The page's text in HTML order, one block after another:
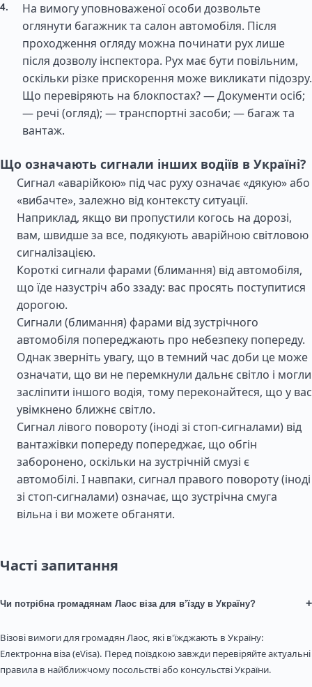
На вимогу уповноваженої особи дозвольте
оглянути багажник та салон автомобіля. Після
проходження огляду можна починати рух лише
після дозволу інспектора. Рух має бути повільним,
оскільки різке прискорення може викликати підозру.
Що перевіряють на блокпостах? — Документи осіб;
— речі (огляд); — транспортні засоби; — багаж та
вантаж.
Що означають сигнали інших водіїв в Україні?
Сигнал «аварійкою» під час руху означає «дякую» або
«вибачте», залежно від контексту ситуації.
Наприклад, якщо ви пропустили когось на дорозі,
вам, швидше за все, подякують аварійною світловою
сигналізацією.
Короткі сигнали фарами (блимання) від автомобіля,
що їде назустріч або ззаду: вас просять поступитися
дорогою.
Сигнали (блимання) фарами від зустрічного
автомобіля попереджають про небезпеку попереду.
Однак зверніть увагу, що в темний час доби це може
означати, що ви не перемкнули дальнє світло і могли
засліпити іншого водія, тому переконайтеся, що у вас
увімкнено ближнє світло.
Сигнал лівого повороту (іноді зі стоп-сигналами) від
вантажівки попереду попереджає, що обгін
заборонено, оскільки на зустрічній смузі є
автомобілі. І навпаки, сигнал правого повороту (іноді
зі стоп-сигналами) означає, що зустрічна смуга
вільна і ви можете обганяти.
Часті запитання
Чи потрібна громадянам Лаос віза для в’їзду в Україну? +
Візові вимоги для громадян Лаос, які в'їжджають в Україну:
Електронна віза (eVisa). Перед поїздкою завжди перевіряйте актуальні
правила в найближчому посольстві або консульстві України.